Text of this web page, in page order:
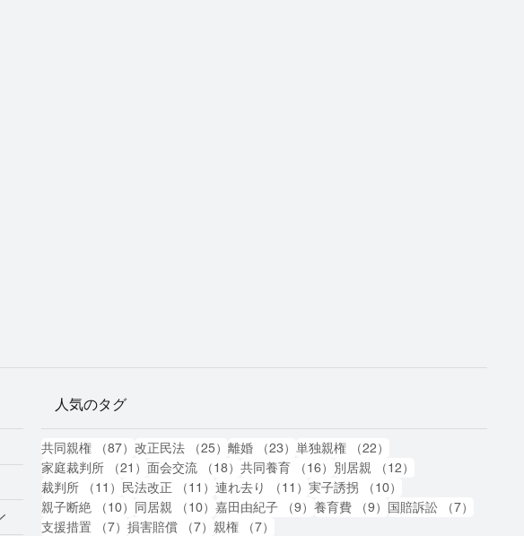
人気のタグ
共同親権 （87）87件の記事
改正民法 （25）25件の記事
離婚 （23）23件の記事
単独親権 （22）
家庭裁判所
（21）21件の記事
面会交流 （18）18件の記事
共同養育 （16） 16件の記事
別居親 （12）
裁判所
（11） 11件の記事
民法改正 （11）11件の記事
連れ去り （11）11件の記事
実子誘拐 （10）
親子断絶
（10） 10件の記事
同居親 （10）10件の記事
嘉田由紀子 （9）9件の記事
養育費 （9） 9件の記事
国賠訴訟 （7）
支援措置
（7）7件の記事
損害賠償 （7） 7件の記事
親権 （7）